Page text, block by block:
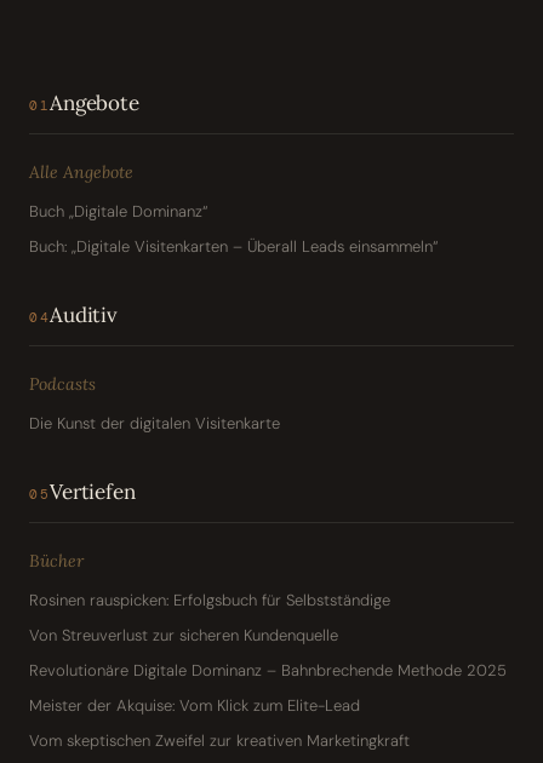
01Angebote
Alle Angebote
Buch „Digitale Dominanz“
Buch: „Digitale Visitenkarten – Überall Leads einsammeln“
04Auditiv
Podcasts
Die Kunst der digitalen Visitenkarte
05Vertiefen
Bücher
Rosinen rauspicken: Erfolgsbuch für Selbstständige
Von Streuverlust zur sicheren Kundenquelle
Revolutionäre Digitale Dominanz – Bahnbrechende Methode 2025
Meister der Akquise: Vom Klick zum Elite-Lead
Vom skeptischen Zweifel zur kreativen Marketingkraft